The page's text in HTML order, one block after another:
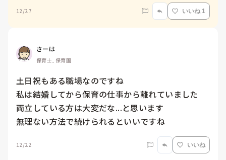
12/27 いいね 1
さーは
保育士, 保育園
土日祝もある職場なのですね
私は結婚してから保育の仕事から離れていました
両立している方は大変だな...と思います
無理ない方法で続けられるといいですね
12/22 いいね